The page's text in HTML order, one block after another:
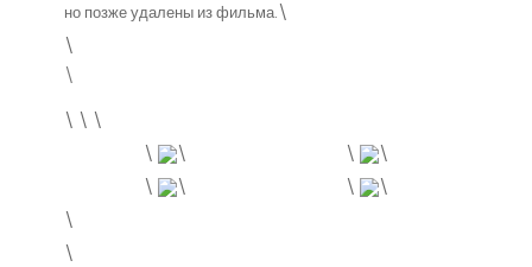
но позже удалены из фильма.\
\
\
\ \ \
\
\ \
\
\
\ \
\
\
\